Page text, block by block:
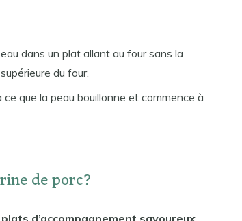
dans un plat allant au four sans la
du four.
que la peau bouillonne et commence à
de porc?
d’accompagnement savoureux